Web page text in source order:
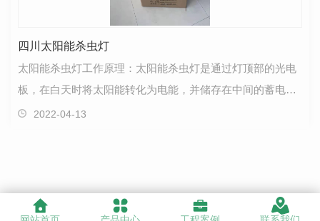
四川太阳能杀虫灯
太阳能杀虫灯工作原理：太阳能杀虫灯是通过灯顶部的光电
板，在白天时将太阳能转化为电能，并储存在中间的蓄电池
里，到了晚上，太阳能灯利用害虫的趋光特性，自动亮…
2022-04-13